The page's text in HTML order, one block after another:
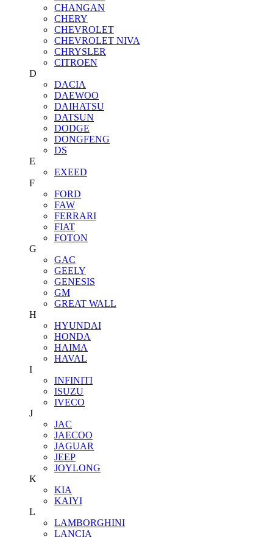
CHANGAN
CHERY
CHEVROLET
CHEVROLET NIVA
CHRYSLER
CITROEN
D
DACIA
DAEWOO
DAIHATSU
DATSUN
DODGE
DONGFENG
DS
E
EXEED
F
FORD
FAW
FERRARI
FIAT
FOTON
G
GAC
GEELY
GENESIS
GM
GREAT WALL
H
HYUNDAI
HONDA
HAIMA
HAVAL
I
INFINITI
ISUZU
IVECO
J
JAC
JAECOO
JAGUAR
JEEP
JOYLONG
K
KIA
KAIYI
L
LAMBORGHINI
LANCIA